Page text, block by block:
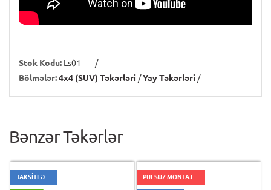
Stok Kodu: Ls01
/
Bölmələr:4x4 (SUV) Təkərləri /Yay Təkərləri /
Bənzər Təkərlər
TAKSİTLƏ PULSUZ MONTAJ